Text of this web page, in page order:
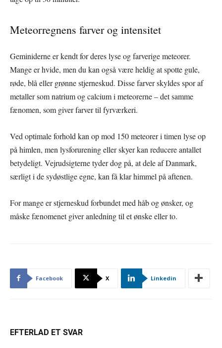
Meteorregnens farver og intensitet
Geminiderne er kendt for deres lyse og farverige meteorer.
Mange er hvide, men du kan også være heldig at spotte gule,
røde, blå eller grønne stjerneskud. Disse farver skyldes spor af
metaller som natrium og calcium i meteorerne – det samme
fænomen, som giver farver til fyrværkeri.
Ved optimale forhold kan op mod 150 meteorer i timen lyse op
på himlen, men lysforurening eller skyer kan reducere antallet
betydeligt. Vejrudsigterne tyder dog på, at dele af Danmark,
særligt i de sydøstlige egne, kan få klar himmel på aftenen.
For mange er stjerneskud forbundet med håb og ønsker, og
måske fænomenet giver anledning til et ønske eller to.
Facebook X Linkedin
EFTERLAD ET SVAR